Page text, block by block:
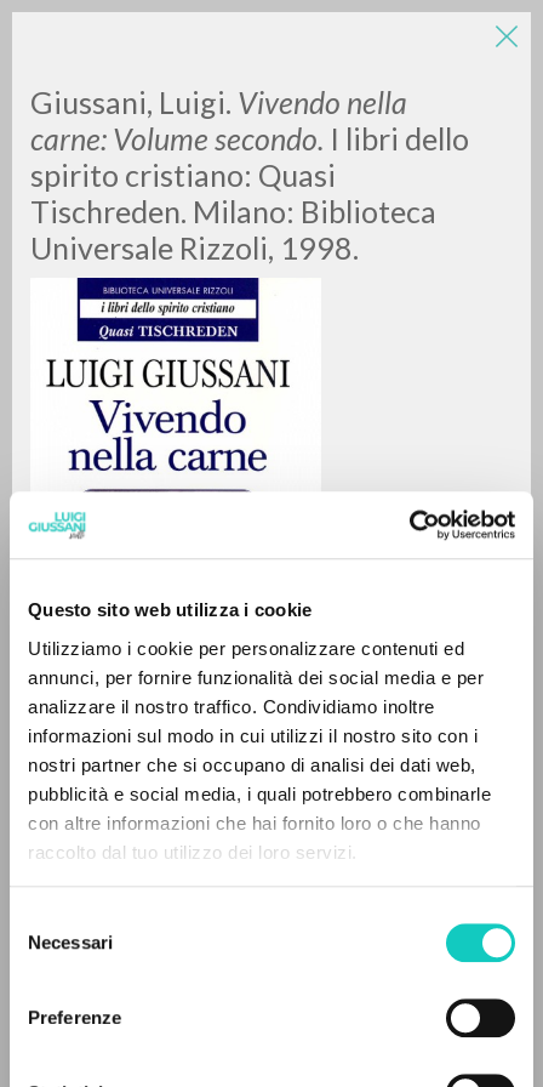
Questo sito web utilizza i cookie
Utilizziamo i cookie per personalizzare contenuti ed
annunci, per fornire funzionalità dei social media e per
analizzare il nostro traffico. Condividiamo inoltre
informazioni sul modo in cui utilizzi il nostro sito con i
nostri partner che si occupano di analisi dei dati web,
pubblicità e social media, i quali potrebbero combinarle
con altre informazioni che hai fornito loro o che hanno
raccolto dal tuo utilizzo dei loro servizi.
delNecessari
Preferenze
Giussani, Luigi. Vivendo nella
carne: Volume secondo. I libri dello
spirito cristiano: Quasi
Tischreden. Milano: Biblioteca
Universale Rizzoli, 1998.
Giussani Luigi Author
LATEST UPDATE
LUIGI
GIUSSANI
scritti
0RESULTS FOUND
MORE RESULTS